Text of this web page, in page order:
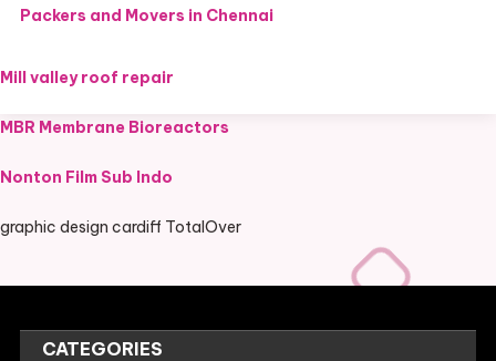
Packers and Movers in Chennai
Mill valley roof repair
MBR Membrane Bioreactors
Nonton Film Sub Indo
graphic design cardiff TotalOver
CATEGORIES